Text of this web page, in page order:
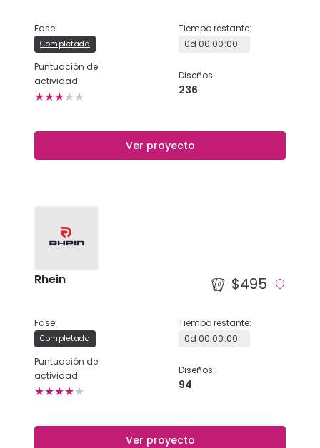
Fase:
Completada
Tiempo restante:
0d 00:00:00
Puntuación de
actividad:
★★★★★
Diseños:
236
Ver proyecto
Rhein $495
Fase:
Completada
Tiempo restante:
0d 00:00:00
Puntuación de
actividad:
★★★★★
Diseños:
94
Ver proyecto